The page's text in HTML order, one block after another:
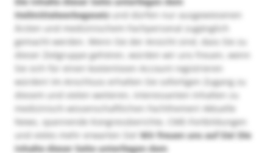
Heilmittelwerbegesetzund dürfen nur ausgewiesenen
Ärzten und medizinischem Fachpersonal zugänglich
gemacht werden. Wenn Sie der Ansicht sind, dass Sie zu
dieser Zielgruppe gehören, würden wir uns freuen, wenn
Sie sich für einen kostenlosen Account registrieren
würden! Im Anschluss erhalten Sie sofortigen Zugang zu
diesem und vielen weiteren, interessanten Inhalten zu
medizinisch-wissenschaftlichen Fachthemen! Aktuelle
News, spannende Kongressberichte, CME-Fortbildungen
und vieles mehr erwarten Sie!Wir freuen uns auf Sie! Die
Inhalte dieser Seite unterliegen dem